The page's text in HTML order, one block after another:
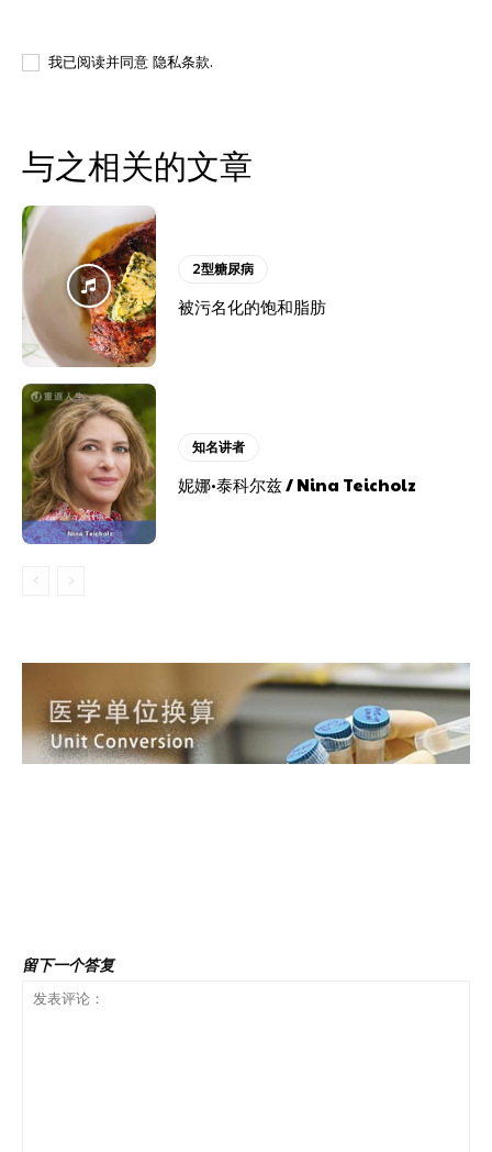
我已阅读并同意 隐私条款.
与之相关的文章
2型糖尿病
被污名化的饱和脂肪
知名讲者
妮娜·泰科尔兹 / Nina Teicholz
留下一个答复